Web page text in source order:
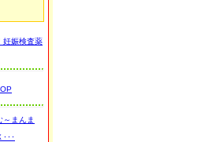
妊娠検査薬
～まんま
･･･